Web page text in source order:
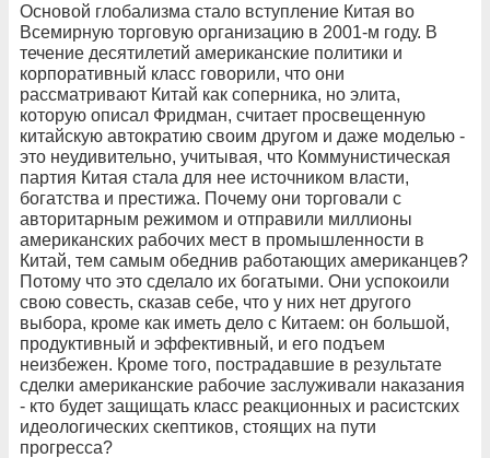
Основой глобализма стало вступление Китая во
Всемирную торговую организацию в 2001-м году. В
течение десятилетий американские политики и
корпоративный класс говорили, что они
рассматривают Китай как соперника, но элита,
которую описал Фридман, считает просвещенную
китайскую автократию своим другом и даже моделью -
это неудивительно, учитывая, что Коммунистическая
партия Китая стала для нее источником власти,
богатства и престижа. Почему они торговали с
авторитарным режимом и отправили миллионы
американских рабочих мест в промышленности в
Китай, тем самым обеднив работающих американцев?
Потому что это сделало их богатыми. Они успокоили
свою совесть, сказав себе, что у них нет другого
выбора, кроме как иметь дело с Китаем: он большой,
продуктивный и эффективный, и его подъем
неизбежен. Кроме того, пострадавшие в результате
сделки американские рабочие заслуживали наказания
- кто будет защищать класс реакционных и расистских
идеологических скептиков, стоящих на пути
прогресса?